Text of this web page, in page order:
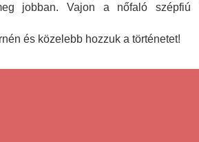
jobban. Vajon a nőfaló szépfiú
és közelebb hozzuk a történetet!